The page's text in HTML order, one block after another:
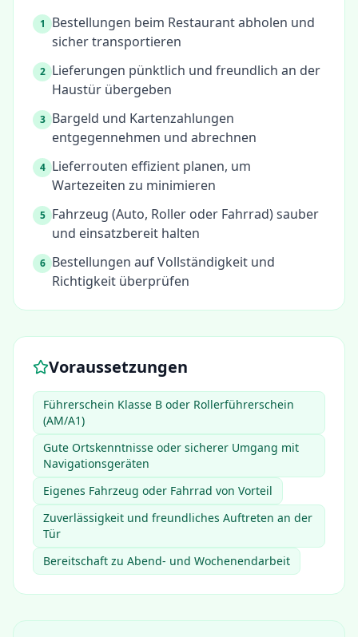
1
Bestellungen beim Restaurant abholen und
sicher transportieren
2 Lieferungen pünktlich und freundlich an der
Haustür übergeben
3 Bargeld und Kartenzahlungen
entgegennehmen und abrechnen
4 Lieferrouten effizient planen, um
Wartezeiten zu minimieren
5 Fahrzeug (Auto, Roller oder Fahrrad) sauber
und einsatzbereit halten
6 Bestellungen auf Vollständigkeit und
Richtigkeit überprüfen
Voraussetzungen
Führerschein Klasse B oder Rollerführerschein
(AM/A1)
Gute Ortskenntnisse oder sicherer Umgang mit
Navigationsgeräten
Eigenes Fahrzeug oder Fahrrad von Vorteil
Zuverlässigkeit und freundliches Auftreten an der
Tür
Bereitschaft zu Abend- und Wochenendarbeit